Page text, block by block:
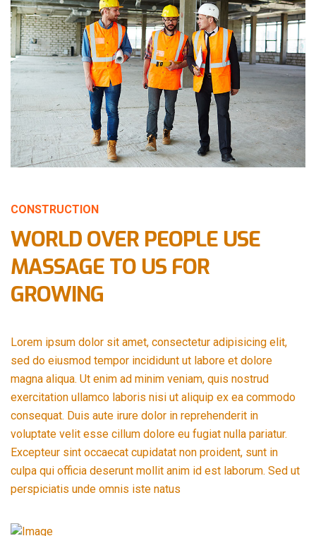
CONSTRUCTION
WORLD OVER PEOPLE USE
MASSAGE TO US FOR
GROWING
Lorem ipsum dolor sit amet, consectetur adipisicing elit,
sed do eiusmod tempor incididunt ut labore et dolore
magna aliqua. Ut enim ad minim veniam, quis nostrud
exercitation ullamco laboris nisi ut aliquip ex ea commodo
consequat. Duis aute irure dolor in reprehenderit in
voluptate velit esse cillum dolore eu fugiat nulla pariatur.
Excepteur sint occaecat cupidatat non proident, sunt in
culpa qui officia deserunt mollit anim id est laborum. Sed ut
perspiciatis unde omnis iste natus